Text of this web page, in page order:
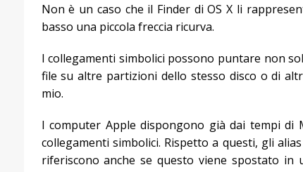
Non è un caso che il Finder di OS X li
basso una piccola freccia ricurva.
I collegamenti simbolici possono puntare non
file su altre partizioni dello stesso disco o di
mio.
I computer Apple dispongono già dai tempi di
collegamenti simbolici. Rispetto a questi, gli
riferiscono anche se questo viene spostato in